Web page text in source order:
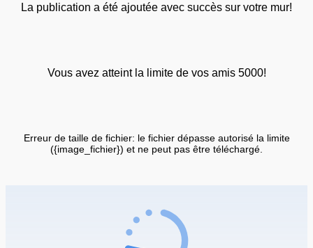
La publication a été ajoutée avec succès sur votre mur!
Vous avez atteint la limite de vos amis 5000!
Erreur de taille de fichier: le fichier dépasse autorisé la limite
({image_fichier}) et ne peut pas être téléchargé.